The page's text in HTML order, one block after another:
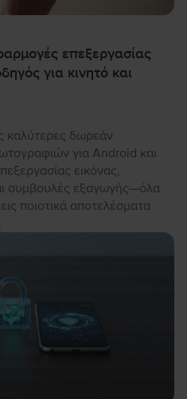
επεξεργασίας
για κινητό και
καλύτερες δωρεάν
για Android και
εικόνας,
συμβουλές εξαγωγής—όλα
ποιοτικά αποτελέσματα